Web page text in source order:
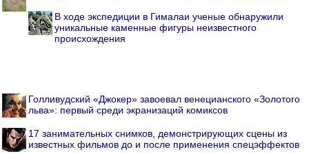
В ходе экспедиции в Гималаи ученые обнаружили
уникальные каменные фигуры неизвестного
происхождения
Голливудский «Джокер» завоевал венецианского «Золотого
льва»: первый среди экранизаций комиксов
17 занимательных снимков, демонстрирующих сцены из
известных фильмов до и после применения спецэффектов